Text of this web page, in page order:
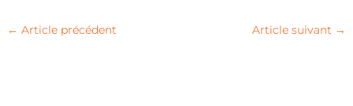
← Article précédent Article suivant →